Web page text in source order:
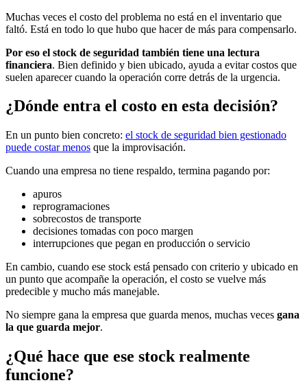
Muchas veces el costo del problema no está en el inventario que
faltó. Está en todo lo que hubo que hacer de más para compensarlo.
Por eso el stock de seguridad también tiene una lectura
financiera. Bien definido y bien ubicado, ayuda a evitar costos que
suelen aparecer cuando la operación corre detrás de la urgencia.
¿Dónde entra el costo en esta decisión?
En un punto bien concreto: el stock de seguridad bien gestionado
puede costar menos que la improvisación.
Cuando una empresa no tiene respaldo, termina pagando por:
apuros
reprogramaciones
sobrecostos de transporte
decisiones tomadas con poco margen
interrupciones que pegan en producción o servicio
En cambio, cuando ese stock está pensado con criterio y ubicado en
un punto que acompañe la operación, el costo se vuelve más
predecible y mucho más manejable.
No siempre gana la empresa que guarda menos, muchas veces gana
la que guarda mejor.
¿Qué hace que ese stock realmente
funcione?